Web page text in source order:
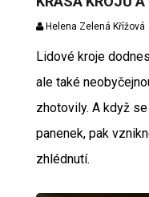
Helena Zelená Křížová
Lidové kroje
ale také
zhotovily. A když
panenek, pak
zhlédnutí.